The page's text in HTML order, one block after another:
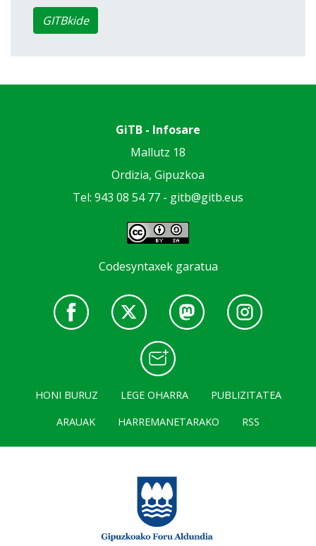
GITBkide
GiTB - Infosare
Mallutz 18
Ordizia, Gipuzkoa
Tel: 943 08 54 77 - gitb@gitb.eus
Codesyntaxek garatua
HONI BURUZ LEGE OHARRA
PUBLIZITATEA
ARAUAK
HARREMANETARAKO RSS